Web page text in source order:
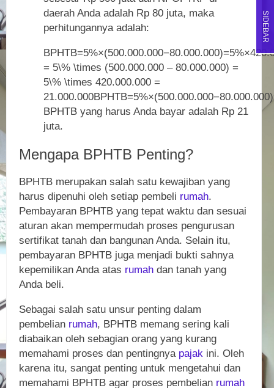
daerah Anda adalah Rp 80 juta, maka
perhitungannya adalah:
= 5\% \times (500.000.000 – 80.000.000) =
5\% \times 420.000.000 =
21.000.000BPHTB=5%×(500.000.000−80.000.000)
BPHTB yang harus Anda bayar adalah Rp 21
juta.
Mengapa BPHTB Penting?
BPHTB merupakan salah satu kewajiban yang
harus dipenuhi oleh setiap pembeli rumah.
Pembayaran BPHTB yang tepat waktu dan sesuai
aturan akan mempermudah proses pengurusan
sertifikat tanah dan bangunan Anda. Selain itu,
pembayaran BPHTB juga menjadi bukti sahnya
kepemilikan Anda atas rumah dan tanah yang
Anda beli.
Sebagai salah satu unsur penting dalam
pembelian rumah, BPHTB memang sering kali
diabaikan oleh sebagian orang yang kurang
memahami proses dan pentingnya pajak ini. Oleh
karena itu, sangat penting untuk mengetahui dan
memahami BPHTB agar proses pembelian rumah
SIDEBAR